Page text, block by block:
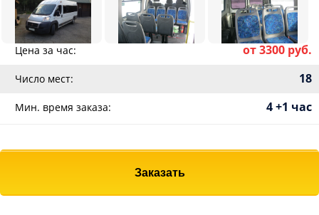
Цена за час: от 3300 руб.
Число мест: 18
Мин. время заказа: 4 +1 час
Заказать